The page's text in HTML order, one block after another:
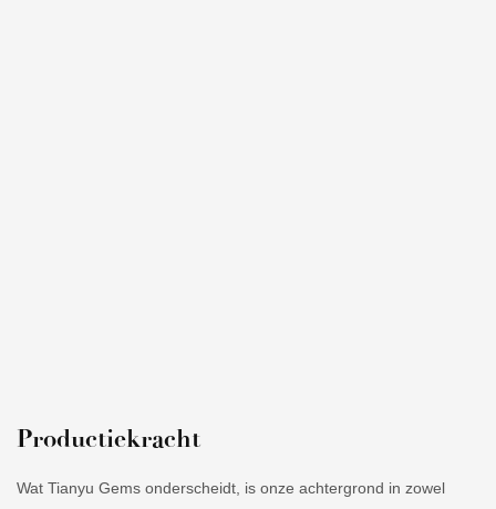
Productiekracht
Wat Tianyu Gems onderscheidt, is onze achtergrond in zowel